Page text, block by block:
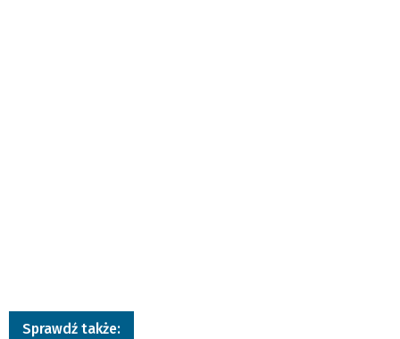
Sprawdź także: